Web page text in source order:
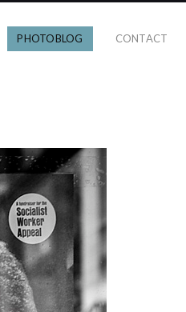
PHOTOBLOG CONTACT